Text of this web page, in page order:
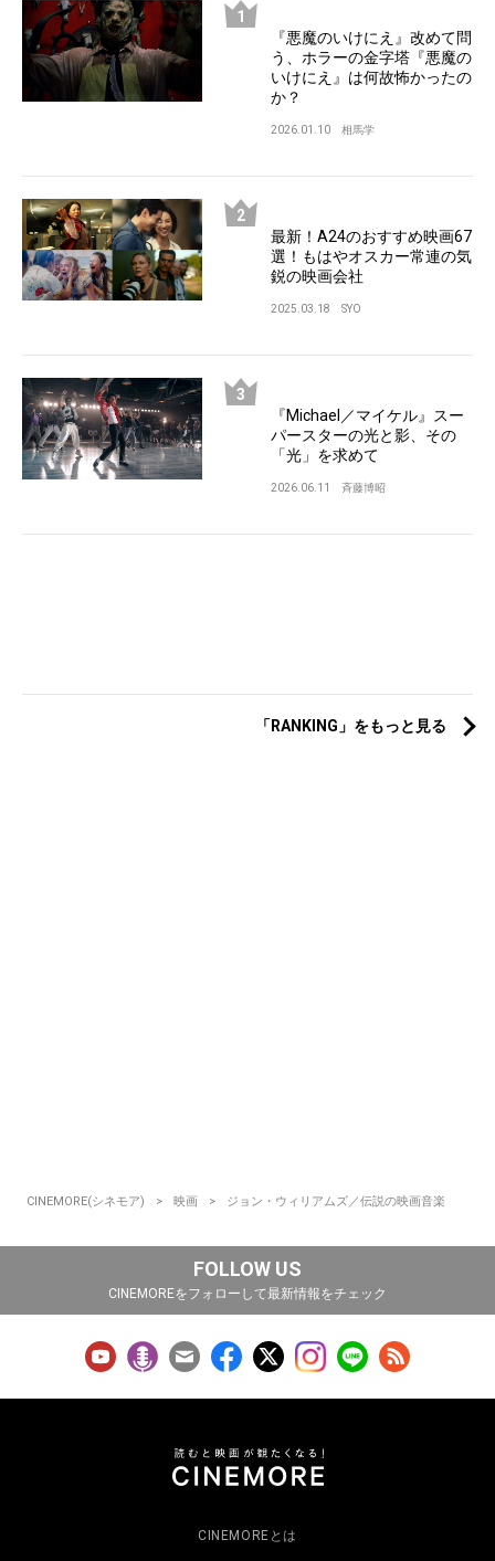
『悪魔のいけにえ』改めて問
う、ホラーの金字塔『悪魔の
いけにえ』は何故怖かったの
か？
2026.01.10 相馬学
最新！A24のおすすめ映画67
選！もはやオスカー常連の気
鋭の映画会社
2025.03.18 SYO
『Michael／マイケル』スー
パースターの光と影、その
「光」を求めて
2026.06.11 斉藤博昭
「RANKING」をもっと見る
CINEMORE(シネモア) 映画 ジョン・ウィリアムズ／伝説の映画音楽
FOLLOW US
CINEMOREをフォローして最新情報をチェック
CINEMOREとは